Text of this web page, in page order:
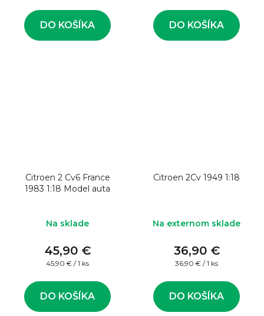
DO KOŠÍKA DO KOŠÍKA
Citroen 2 Cv6 France
1983 1:18 Model auta
Na sklade
45,90 €
Jednotková
45,90 € / 1 ks
DO KOŠÍKA
Citroen 2Cv 1949 1:18
Na externom sklade
36,90 €
Jednotková
36,90 € / 1 ks
DO KOŠÍKA